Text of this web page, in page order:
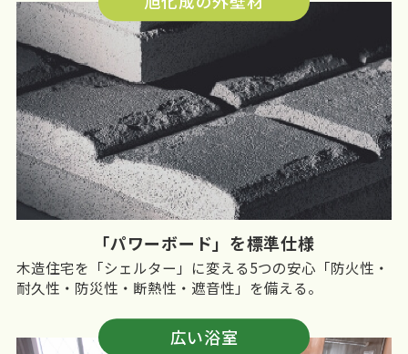
「パワーボード」を標準仕様
木造住宅を「シェルター」に変える5つの安心「防火性・
耐久性・防災性・断熱性・遮音性」を備える。
広い浴室